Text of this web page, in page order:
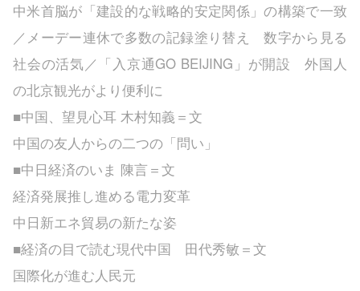
中米首脳が「建設的な戦略的安定関係」の構築で一致
／メーデー連休で多数の記録塗り替え 数字から見る
社会の活気／「入京通GO BEIJING」が開設 外国人
の北京観光がより便利に
■中国、望見心耳 木村知義＝文
中国の友人からの二つの「問い」
■中日経済のいま 陳言＝文
経済発展推し進める電力変革
中日新エネ貿易の新たな姿
■経済の目で読む現代中国 田代秀敏＝文
国際化が進む人民元